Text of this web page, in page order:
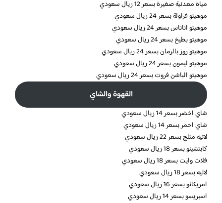
مياة معدنية صغيرة بسعر 12 ريال سعودي
موهيتو فراولة بسعر 24 ريال سعودي
موهيتو اناناس بسعر 24 ريال سعودي
موهيتو بطيخ بسعر 24 ريال سعودي
موهيتو روز بالرمان بسعر 24 ريال سعودي
موهيتو ليمون بسعر 24 ريال سعودي
موهيتو الباشن فروت بسعر 24 ريال سعودي
القهوة والشاي
شاي اخضر بسعر 14 ريال سعودي
شاي احمر بسعر 14 ريال سعودي
لاتيه مثلج بسعر 22 ريال سعودي
كابتشينو بسعر 18 ريال سعودي
فلات وايت بسعر 18 ريال سعودي
لاتيه بسعر 18 ريال سعودي
امريكانو بسعر 16 ريال سعودي
اسبريسو بسعر 14 ريال سعودي